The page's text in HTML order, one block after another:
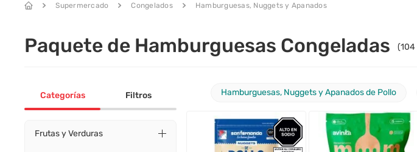
Supermercado Congelados Hamburguesas, Nuggets y Apanados
Paquete de Hamburguesas Congeladas (104
Categorías Filtros
Frutas y Verduras
Hamburguesas, Nuggets y Apanados de Pollo